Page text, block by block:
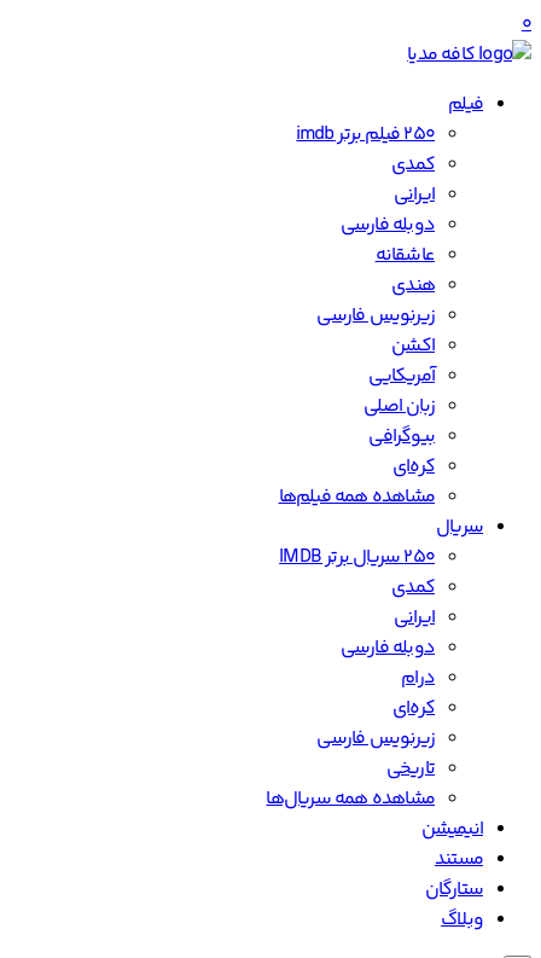
0
کافه مدیا
فیلم
250 فیلم برتر imdb
کمدی
ایرانی
دوبله فارسی
عاشقانه
هندی
زیرنویس فارسی
اکشن
آمریکایی
زبان اصلی
بیوگرافی
کره‌ای
مشاهده همه فیلم‌ها
سریال
۲۵۰ سریال برتر IMDB
کمدی
ایرانی
دوبله فارسی
درام
کره‌ای
زیرنویس فارسی
تاریخی
مشاهده همه سریال‌ها
انیمیشن
مستند
ستارگان
وبلاگ